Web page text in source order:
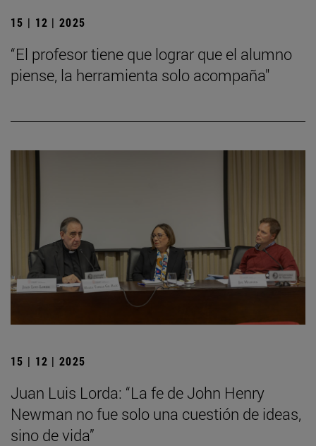
15 | 12 | 2025
“El profesor tiene que lograr que el alumno
piense, la herramienta solo acompaña"
15 | 12 | 2025
Juan Luis Lorda: “La fe de John Henry
Newman no fue solo una cuestión de ideas,
sino de vida”